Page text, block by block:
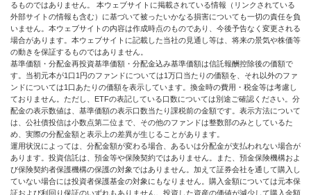
るものではありません。 本ウェブサイトに掲載されている情報（リンクされている
外部サイトの情報も含む）に基づいて被ったいかなる損害についても一切の責任を負
いません。本ウェブサイトの内容は作成時点のものであり、今後予告なく変更される
場合があります。本ウェブサイトに記載した当社の見通し等は、将来の景気や株価等
の動きを保証するものではありません。
基準価額・分配金再投資基準価額・分配金込み基準価額は信託報酬控除後の価額で
す。当初元本が1口1円のファンドについては1万口当たりの価額を、それ以外のファ
ンドについては1口あたりの価額を表示しています。換金時の費用・税金等は考慮し
ておりません。ただし、ETFの表記している口数については別途ご確認ください。分
配金の表示数値は、基準価額の表示口数当たり課税前の金額です。表示方法について
は、公社債投信は小数点第二位まで、その他のファンドは整数部のみとしているた
め、実際の分配金額と表示上の差異が生じることがあります。
運用状況によっては、分配金額が変わる場合、あるいは分配金が支払われない場合が
あります。投資信託は、預金等や保険契約ではありません。また、預金保険機構およ
び保険契約者保護機構の保護の対象ではありません。加えて証券会社を通して購入し
ていない場合には投資者保護基金の対象にもなりません。購入金額については元本保
証および利回り保証のいずれもありません。投資した資産の価値が減少して購入金額